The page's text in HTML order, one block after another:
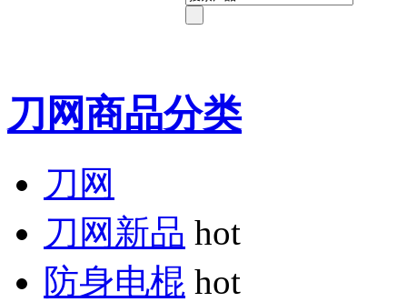
刀网商品分类
刀网
刀网新品 hot
防身电棍 hot